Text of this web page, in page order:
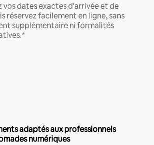
vos dates exactes d'arrivée et de
réservez facilement en ligne, sans
supplémentaire ni formalités
adaptés aux professionnels
numériques